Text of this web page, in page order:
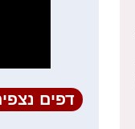
דפים